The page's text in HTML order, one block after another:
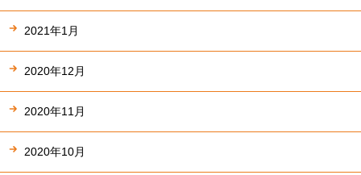
2021年1月
2020年12月
2020年11月
2020年10月